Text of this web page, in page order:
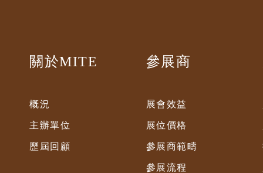
關於MITE
概況
主辦單位
歷屆回顧
參展商
展會效益
展位價格
參展商範疇
參展流程